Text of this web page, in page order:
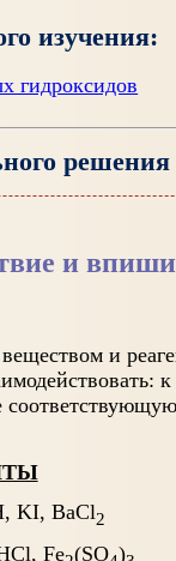
изучения:
гидроксидов
решения
и
и
KI, BaCl2
Fe (SO )